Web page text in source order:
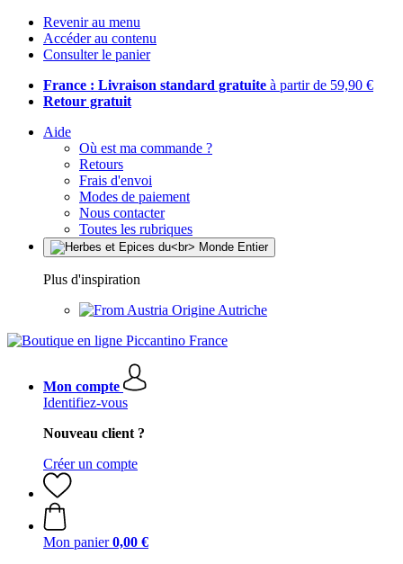
Revenir au menu
Accéder au contenu
Consulter le panier
France : Livraison standard gratuite à partir de 59,90 €
Retour gratuit
Aide
Où est ma commande ?
Retours
Frais d'envoi
Modes de paiement
Nous contacter
Toutes les rubriques
Plus d'inspiration
Origine Autriche
Mon compte
Identifiez-vous
Nouveau client ?
Créer un compte
Mon panier 0,00 €